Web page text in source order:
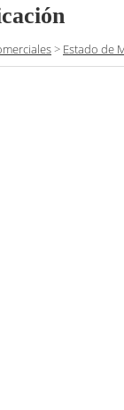
> Estado de